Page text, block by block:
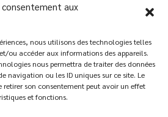
consentement aux
nous utilisons des technologies telles
ou accéder aux informations des appareils.
nous permettra de traiter des données
navigation ou les ID uniques sur ce site. Le
retirer son consentement peut avoir un effet
et fonctions.
| Création